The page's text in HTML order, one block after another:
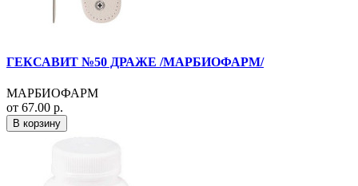
ГЕКСАВИТ №50 ДРАЖЕ /МАРБИОФАРМ/
МАРБИОФАРМ
от 67.00 р.
В корзину